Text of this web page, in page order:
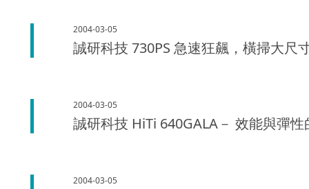
2004-03-05
誠研科技 730PS 急速狂飆，橫掃大尺
2004-03-05
誠研科技 HiTi 640GALA－ 效能與彈
2004-03-05